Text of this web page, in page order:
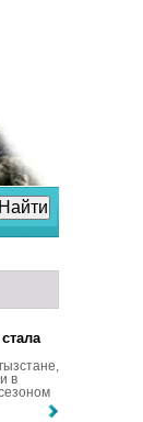
в